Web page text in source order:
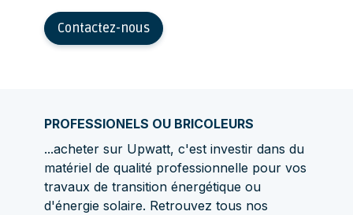
Contactez-nous
PROFESSIONELS OU BRICOLEURS
...acheter sur Upwatt, c'est investir dans du
matériel de qualité professionnelle pour vos
travaux de transition énergétique ou
d'énergie solaire. Retrouvez tous nos